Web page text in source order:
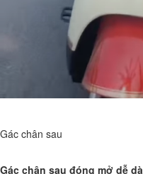
Gác chân sau
Gác chân sau đóng mở dễ